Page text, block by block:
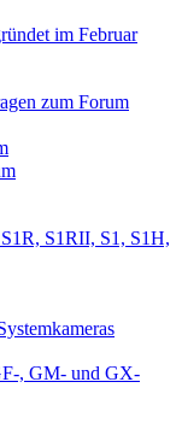
im Februar
zum Forum
S1RII, S1, S1H,
, GM- und GX-